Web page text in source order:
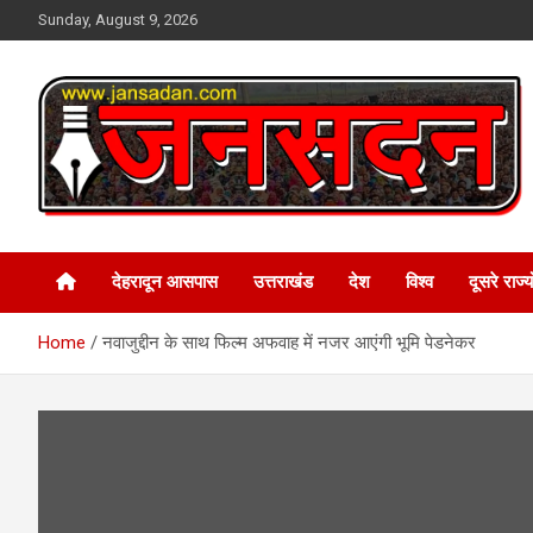
to
Sunday, August 9, 2026
Jan Sadan
देहरादून आसपास उत्तराखंड देश विश्व दूसरे
Home नवाजुद्दीन के साथ फिल्म अफवाह में नजर आएंगी भूमि पेडनेकर